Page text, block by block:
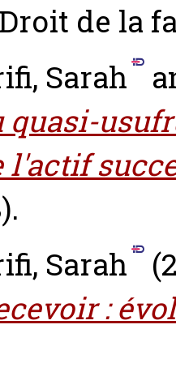
Droit de la
Sarah
quasi-
Sarah
: